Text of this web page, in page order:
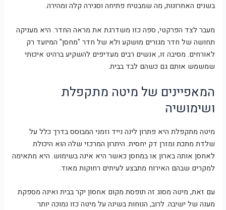
בשנים האחרונות, מה שמבטיח פתיחה וסגירה קלה ומהירה.
מעבר לצד הפרקטי, ספה כזו משדרגת את מראה החדר. היא מעניקה
תחושה של חדר מגורים מושקע ולא של חדר "מחסן" המיועד רק
לאורחים. מסיבה זו, אנשים רבים מעדיפים להשקיע ברהיט איכותי
שמשמש אותם גם כשהם לבד בבית.
המאפיינים של מיטה מתקפלת
ושימושיה
מיטה מתקפלת היא פתרון לינה נייד וזמני המבוסס בדרך כלל על
שלדת מתכת ומזרן דק יחסית. היתרון המרכזי שלה הוא היכולת
לאחסן אותה בארון או במחסן כאשר היא אינה בשימוש. היא מתאימה
למקרים שבהם האירוח מתבצע לעיתים רחוקות מאוד.
עם זאת, מיטה מסוג זה תופסת מקום אחסון יקר בבית ואינה מספקת
מענה של ישיבה. לרוב, הנוחות בשינה על מיטה כזו נמוכה יותר